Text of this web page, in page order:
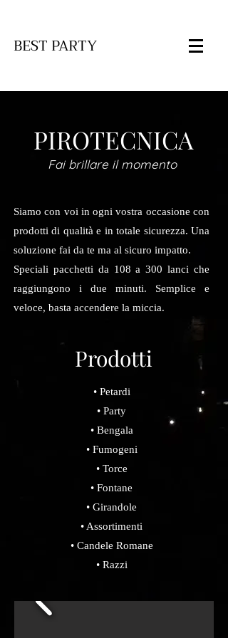
BEST PARTY
PIROTECNICA
Fai brillare il momento
Siamo con voi in ogni vostra occasione con
prodotti di qualità e in totale sicurezza. Una
soluzione fai da te ma al sicuro impatto.
Speciali pacchetti da 108 a 300 lanci che
raggiungono i due minuti. Semplice e
veloce, basta accendere la miccia.
Prodotti
• Petardi
• Party
• Bengala
• Fumogeni
• Torce
• Fontane
• Girandole
• Assortimenti
• Candele Romane
• Razzi